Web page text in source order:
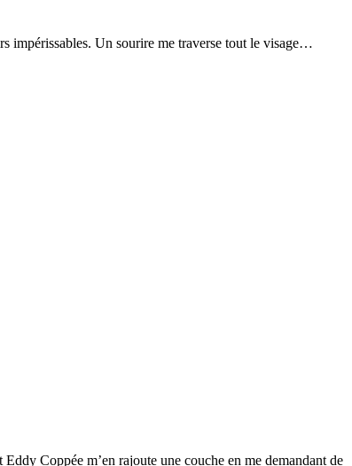
impérissables. Un sourire me traverse tout le visage…
Coppée m’en rajoute une couche en me demandant de